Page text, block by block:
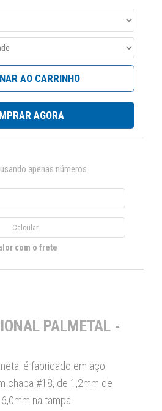
AO CARRINHO
AGORA
apenas números
com o frete
PALMETAL -
é fabricado em aço
chapa #18, de 1,2mm de
na tampa.